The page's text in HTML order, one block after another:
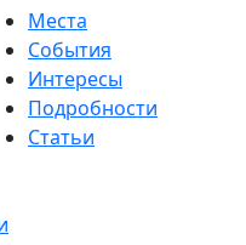
Места
События
Интересы
Подробности
Статьи